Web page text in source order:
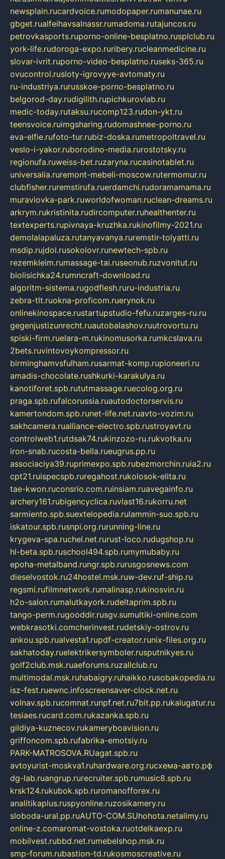
newsplain.rucardvoice.rumodopaper.rumanunae.ru
gbget.rualfeihavsalnassr.rumadoma.rutajuncos.ru
petrovkasports.ruporno-online-besplatno.rusplclub.ru
york-life.rudoroga-expo.ruribery.rucleanmedicine.ru
slovar-ivrit.ruporno-video-besplatno.ruseks-365.ru
ovucontrol.rusloty-igrovyye-avtomaty.ru
ru-industriya.rurusskoe-porno-besplatno.ru
belgorod-day.rudigilith.rupichkurovlab.ru
medic-today.rutaksu.rucomp123.rudon-ykt.ru
teensvoice.ruimgsharing.rudomashnee-porno.ru
eva-elfie.rufoto-tur.rubiz-doska.rumetropoltravel.ru
veslo-i-yakor.ruborodino-media.rurostotsky.ru
regionufa.ruweiss-bet.ruzaryna.rucasinotablet.ru
universalia.ruremont-mebeli-moscow.rutermomur.ru
clubfisher.ruremstirufa.ruerdamchi.rudoramamama.ru
muraviovka-park.ruworldofwoman.ruclean-dreams.ru
arkrym.rukristinita.rudircomputer.ruhealthenter.ru
textexperts.rupivnaya-kruzhka.rukinofilmy-2021.ru
demolalapaluza.rutanyavanya.ruremstir-tolyatti.ru
msdip.rujdol.rusokolovr.runewtech-spb.ru
rezemkleim.rumassage-tai.ruseonub.ruzvonitut.ru
biolisichka24.rumncraft-download.ru
algoritm-sistema.rugodflesh.ruru-industria.ru
zebra-tlt.ruokna-proficom.ruerynok.ru
onlinekinospace.rustartupstudio-fefu.ruzarges-ru.ru
gegenjustizunrecht.ruautobalashov.ruutrovortu.ru
spiski-firm.ruelara-m.rukinomusorka.rumkcslava.ru
2bets.ruvintovoykompressor.ru
birminghamvsfulham.rusarmat-komp.rupioneeri.ru
amadis-chocolate.rushkurki-karakulya.ru
kanotiforet.spb.rututmassage.ruecolog.org.ru
praga.spb.rufalcorussia.ruautodoctorservis.ru
kamertondom.spb.runet-life.net.ruavto-vozim.ru
sakhcamera.rualliance-electro.spb.rustroyavt.ru
controlweb1.rutdsak74.rukinzozo-ru.rukvotka.ru
iron-snab.rucosta-bella.rueugrus.pp.ru
associaciya39.ruprimexpo.spb.rubezmorchin.ruia2.ru
cpt21.ruispecspb.ruregahost.rukolosok-elita.ru
tae-kwon.ruconsrio.com.ruinsiam.ruavegainfo.ru
archery161.rubigencyclica.ruvlast16.rukorru.net
sarmiento.spb.suextelopedia.rulammin-suo.spb.ru
iskatour.spb.rusnpi.org.rurunning-line.ru
krygeva-spa.ruchel.net.rurust-loco.rudugshop.ru
hl-beta.spb.ruschool494.spb.rumymubaby.ru
epoha-metalband.rungr.spb.rurusgosnews.com
dieselvostok.ru24hostel.msk.ruw-dev.ruf-ship.ru
regsmi.rufilmnetwork.rumalinasp.rukinosvin.ru
h2o-salon.rumalutkayork.rudeltaprim.spb.ru
tango-perm.rugooddir.rusgv.sumultiki-online.com
webkrasotki.comcherinvest.rudetskiy-ostrov.ru
ankou.spb.rualvesta1.rupdf-creator.runix-files.org.ru
sakhatoday.ruelektrikersymboler.rusputnikyes.ru
golf2club.msk.ruaeforums.ruzallclub.ru
multimodal.msk.ruhabaigry.ruhaikko.rusobakopedia.ru
isz-fest.ruewnc.infoscreensaver-clock.net.ru
volnav.spb.rucomnat.runpf.net.ru7bit.pp.rukalugatur.ru
tesiaes.rucard.com.rukazanka.spb.ru
gildiya-kuznecov.rukameryboavision.ru
griffoncom.spb.rufabrika-emotsiy.ru
PARK-MATROSOVA.RUagat.spb.ru
avtoyurist-moskva1.ruhardware.org.ruсхема-авто.рф
dg-lab.ruangrup.rurecruiter.spb.rumusic8.spb.ru
krsk124.rukubok.spb.ruromanofforex.ru
analitikaplus.ruspyonline.ruzosikamery.ru
sloboda-ural.pp.ruAUTO-COM.SUhohota.netalimy.ru
online-z.comaromat-vostoka.ruotdelkaexp.ru
mobilvest.rubbd.net.rumebelshop.msk.ru
smp-forum.rubastion-td.rukosmoscreative.ru